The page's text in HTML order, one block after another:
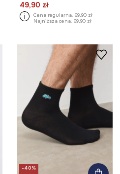
49,90 zł
Cena regularna: 69,90 zł
Najniższa cena: 69,90 zł
-40%